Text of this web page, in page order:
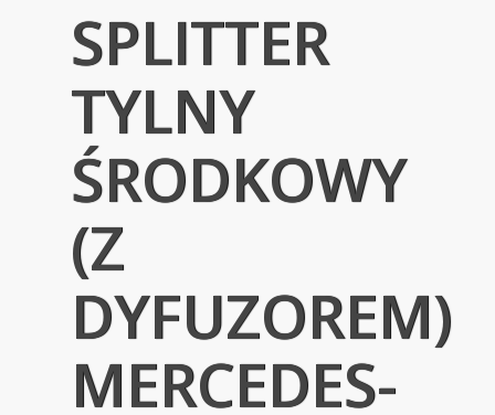
SPLITTER
TYLNY
ŚRODKOWY
(Z
DYFUZOREM)
MERCEDES-